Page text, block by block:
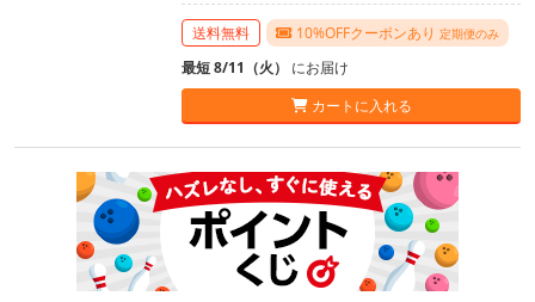
送料無料 10%OFFクーポンあり 定期便のみ
最短 8/11（火） にお届け
カートに入れる